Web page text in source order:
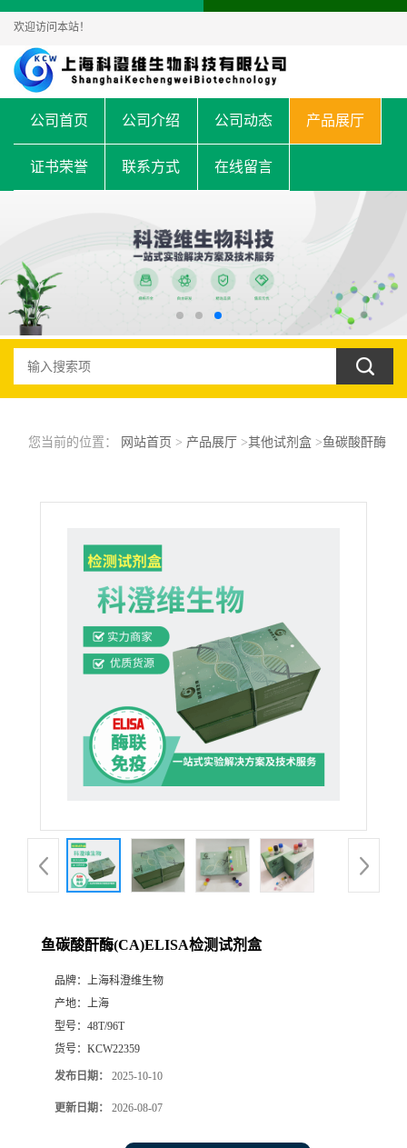
欢迎访问本站！
公司首页 公司介绍 公司动态 产品展厅
证书荣誉 联系方式 在线留言
您当前的位置： 网站首页 > 产品展厅>其他试剂盒>鱼碳酸酐酶
鱼碳酸酐酶(CA)ELISA检测试剂盒
品牌：
上海科澄维生物
产地：
上海
型号： 48T/96T
货号： KCW22359
发布日期： 2025-10-10
更新日期： 2026-08-07